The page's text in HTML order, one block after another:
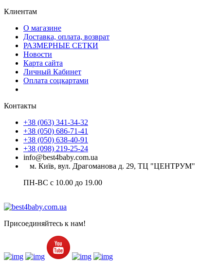
Клиентам
О магазине
Доставка, оплата, возврат
РАЗМЕРНЫЕ СЕТКИ
Новости
Карта сайта
Личный Кабинет
Оплата соцкартами
Контакты
+38 (063) 341-34-32
+38 (050) 686-71-41
+38 (050) 638-40-91
+38 (098) 219-25-24
info@best4baby.com.ua
м. Київ, вул. Драгоманова д. 29, ТЦ "ЦЕНТРУМ"
ПН-ВС с 10.00 до 19.00
Присоединяйтесь к нам!